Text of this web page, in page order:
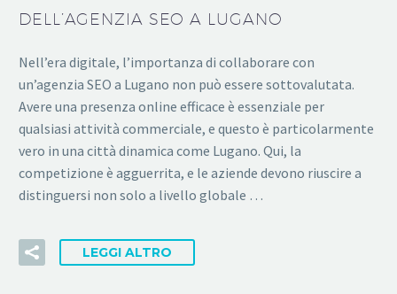
DELL’AGENZIA SEO A LUGANO
Nell’era digitale, l’importanza di collaborare con
un’agenzia SEO a Lugano non può essere sottovalutata.
Avere una presenza online efficace è essenziale per
qualsiasi attività commerciale, e questo è particolarmente
vero in una città dinamica come Lugano. Qui, la
competizione è agguerrita, e le aziende devono riuscire a
distinguersi non solo a livello globale …
LEGGI ALTRO